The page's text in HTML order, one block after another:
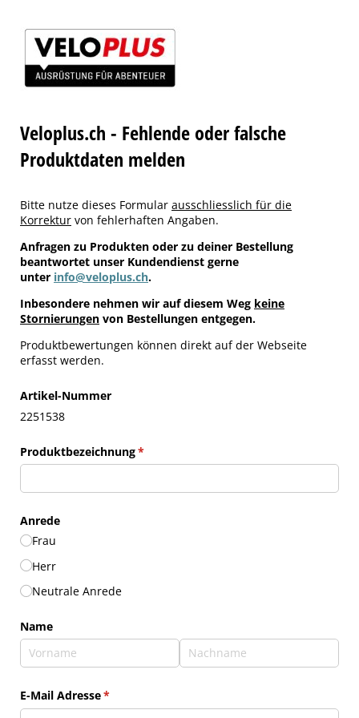
Veloplus.ch - Fehlende oder falsche
Produktdaten melden
Bitte nutze dieses Formular ausschliesslich für die
Korrektur von fehlerhaften Angaben.
Anfragen zu Produkten oder zu deiner Bestellung
beantwortet unser Kundendienst gerne
unter info@veloplus.ch.
Inbesondere nehmen wir auf diesem Weg keine
Stornierungen von Bestellungen entgegen.
Produktbewertungen können direkt auf der Webseite
erfasst werden.
Artikel-Nummer
2251538
Produktbezeichnung*
(erforderlich)
Anrede
Frau
Herr
Neutrale Anrede
Name
E-Mail Adresse*
(erforderlich)